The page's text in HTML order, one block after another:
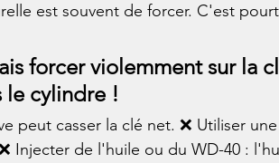
est souvent de forcer. C'est
forcer violemment sur la
le cylindre !
peut casser la clé net. ❌ Utiliser
Injecter de l'huile ou du WD-40 :